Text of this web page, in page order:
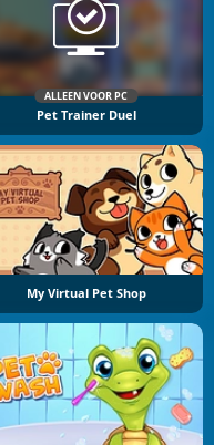
ALLEEN VOOR PC
Pet Trainer Duel
My Virtual Pet Shop